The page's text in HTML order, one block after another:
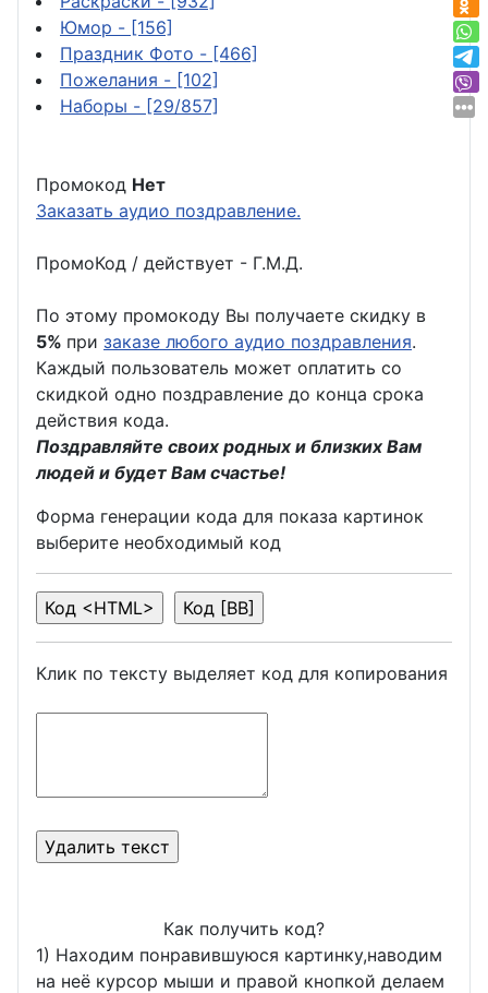
Юмор - [156]
Праздник Фото - [466]
Пожелания - [102]
Наборы - [29/857]
Промокод Нет
Заказать аудио поздравление.
ПромоКод / действует - Г.М.Д.
По этому промокоду Вы получаете скидку в
5% при заказе любого аудио поздравления.
Каждый пользователь может оплатить со
скидкой одно поздравление до конца срока
действия кода.
Поздравляйте своих родных и близких Вам
людей и будет Вам счастье!
Форма генерации кода для показа картинок
выберите необходимый код
Клик по тексту выделяет код для копирования
Как получить код?
1) Находим понравившуюся картинку,наводим
на неё курсор мыши и правой кнопкой делаем